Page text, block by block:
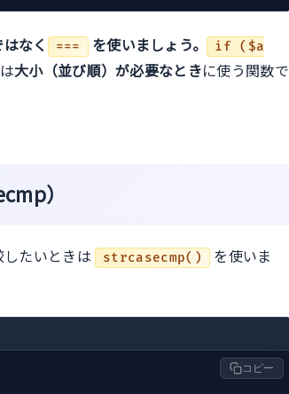
なく === を使いましょう。 if ($a
は大小（並び順）が必要なときに使う関数で
）
したいときは strcasecmp()
を使いま
コピー